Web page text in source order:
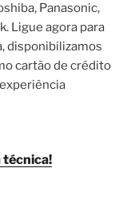
Panasonic,
Ligue agora para
disponibilizamos
cartão de crédito
técnica!